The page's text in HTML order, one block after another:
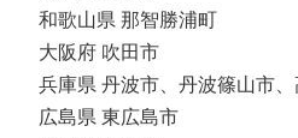
和歌山県 那智勝浦町
大阪府 吹田市
兵庫県 丹波市、丹波篠山市
広島県 東広島市